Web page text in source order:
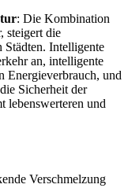
: Die Kombination
steigert die
Städten. Intelligente
an, intelligente
Energieverbrauch, und
Sicherheit der
lebenswerteren und
Verschmelzung